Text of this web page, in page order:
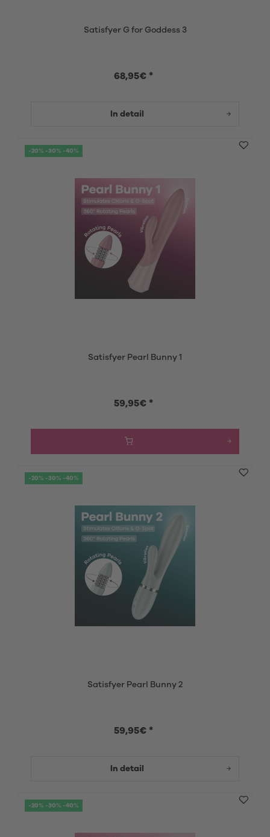
Satisfyer G for Goddess 3
68,95€ *
In detail
-20% -30% -40%
Satisfyer Pearl Bunny 1
59,95€ *
-20% -30% -40%
Satisfyer Pearl Bunny 2
59,95€ *
In detail
-20% -30% -40%